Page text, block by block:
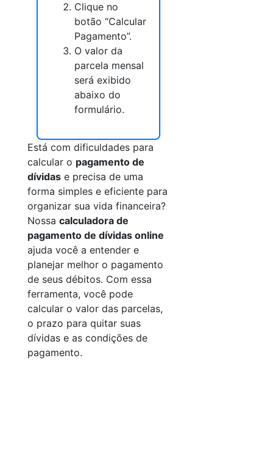
Clique no
botão “Calcular
Pagamento”.
O valor da
parcela mensal
será exibido
abaixo do
formulário.
Está com dificuldades para
calcular o pagamento de
dívidas e precisa de uma
forma simples e eficiente para
organizar sua vida financeira?
Nossa calculadora de
pagamento de dívidas online
ajuda você a entender e
planejar melhor o pagamento
de seus débitos. Com essa
ferramenta, você pode
calcular o valor das parcelas,
o prazo para quitar suas
dívidas e as condições de
pagamento.